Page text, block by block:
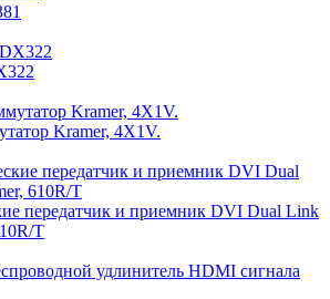
Kramer, 4X1V.
передатчик и приемник DVI Dual Link
T